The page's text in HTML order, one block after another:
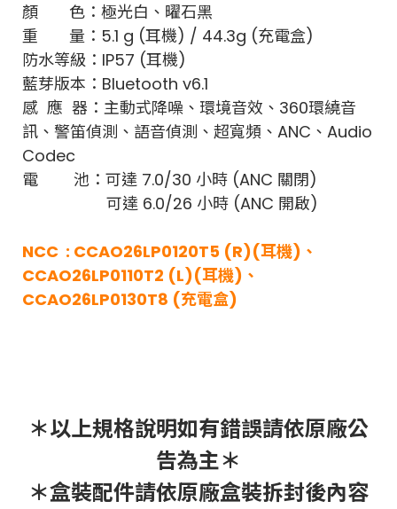
顏 色：極光白、曜石黑
重 量：5.1 g (耳機) / 44.3g (充電盒)
防水等級：IP57 (耳機)
藍芽版本：Bluetooth v6.1
感 應 器：主動式降噪、環境音效、360環繞音
訊、警笛偵測、語音偵測、超寬頻、ANC、Audio
Codec
電 池：可達 7.0/30 小時 (ANC 關閉)
可達 6.0/26 小時 (ANC 開啟)
NCC : CCAO26LP0120T5 (R)(耳機)、
CCAO26LP0110T2 (L)(耳機)、
CCAO26LP0130T8 (充電盒)
＊以上規格說明如有錯誤請依原廠公
告為主＊
＊盒裝配件請依原廠盒裝拆封後內容